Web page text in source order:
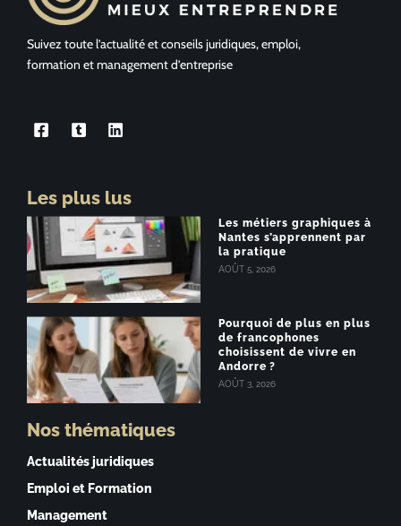
Suivez toute l’actualité et conseils juridiques, emploi,
formation et management d’entreprise
Les plus lus
Les métiers graphiques à
Nantes s’apprennent par
la pratique
AOÛT 5, 2026
Pourquoi de plus en plus
de francophones
choisissent de vivre en
Andorre ?
AOÛT 3, 2026
Nos thématiques
Actualités juridiques
Emploi et Formation
Management